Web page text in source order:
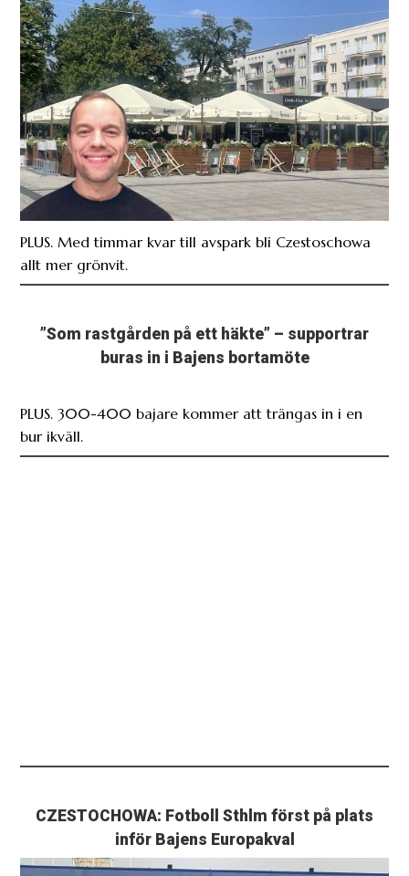
PLUS. Med timmar kvar till avspark bli Czestoschowa
allt mer grönvit.
”Som rastgården på ett häkte” – supportrar
buras in i Bajens bortamöte
PLUS. 300-400 bajare kommer att trängas in i en
bur ikväll.
CZESTOCHOWA: Fotboll Sthlm först på plats
inför Bajens Europakval